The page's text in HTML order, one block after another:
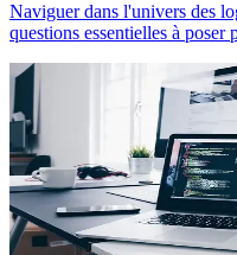
Naviguer dans l'univers des
questions essentielles à